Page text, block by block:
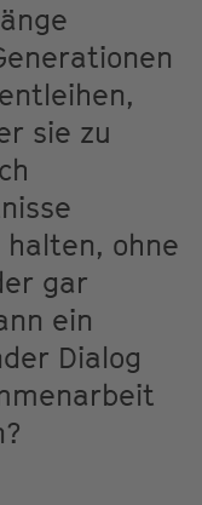
sie zu
ohne
gar
ein
Dialog